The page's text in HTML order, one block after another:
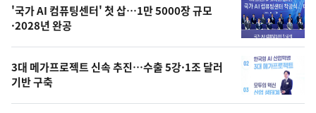
오
의
사
진
'국가 AI 컴퓨팅센터' 첫 삽…1만 5000장 규모
·2028년 완공
3대 메가프로젝트 신속 추진…수출 5강·1조 달러
기반 구축